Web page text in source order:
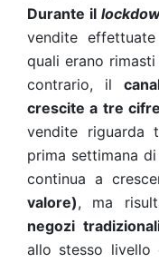
Durante il
vendite
quali erano
contrario, il
crescite a tre cifre
vendite riguarda
prima settimana
continua a
valore), ma
negozi
allo stesso livello